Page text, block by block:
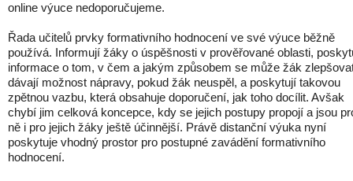
online výuce nedoporučujeme.
Řada učitelů prvky formativního hodnocení ve své výuce běžně
používá. Informují žáky o úspěšnosti v prověřované oblasti,
informace o tom, v čem a jakým způsobem se může žák
dávají možnost nápravy, pokud žák neuspěl, a poskytují takovou
zpětnou vazbu, která obsahuje doporučení, jak toho docílit. Avšak
chybí jim celková koncepce, kdy se jejich postupy propojí a jsou
ně i pro jejich žáky ještě účinnější. Právě distanční výuka nyní
poskytuje vhodný prostor pro postupné zavádění formativního
hodnocení.